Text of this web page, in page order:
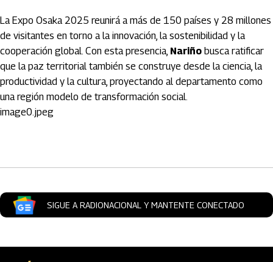
La Expo Osaka 2025 reunirá a más de 150 países y 28 millones
de visitantes en torno a la innovación, la sostenibilidad y la
cooperación global. Con esta presencia, Nariño busca ratificar
que la paz territorial también se construye desde la ciencia, la
productividad y la cultura, proyectando al departamento como
una región modelo de transformación social.
image0.jpeg
SIGUE A RADIONACIONAL Y MANTENTE CONECTADO